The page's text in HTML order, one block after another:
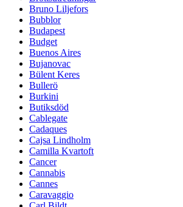
Bruno Liljefors
Bubblor
Budapest
Budget
Buenos Aires
Bujanovac
Bülent Keres
Bullerö
Burkini
Butiksdöd
Cablegate
Cadaques
Cajsa Lindholm
Camilla Kvartoft
Cancer
Cannabis
Cannes
Caravaggio